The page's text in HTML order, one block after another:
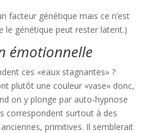
facteur génétique mais ce n’est
le génétique peut rester latent.)
émotionnelle
ces «eaux stagnantes» ?
plutôt une couleur «vase» donc,
on y plonge par auto-hypnose
correspondent surtout à des
primitives. Il semblerait